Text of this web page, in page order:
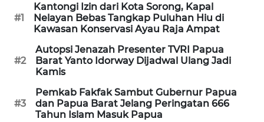
#1
Kantongi Izin dari Kota Sorong, Kapal
Nelayan Bebas Tangkap Puluhan Hiu di
Kawasan Konservasi Ayau Raja Ampat
#2
Autopsi Jenazah Presenter TVRI Papua
Barat Yanto Idorway Dijadwal Ulang Jadi
Kamis
#3
Pemkab Fakfak Sambut Gubernur Papua
dan Papua Barat Jelang Peringatan 666
Tahun Islam Masuk Papua
LPKKI
LKKI
PORTAL